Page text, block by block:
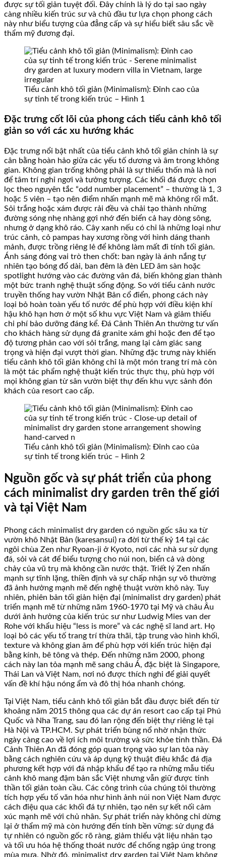
được sự tối giản tuyệt đối. Đây chính là lý do tại sao ngày
càng nhiều kiến trúc sư và chủ đầu tư lựa chọn phong cách
này như biểu tượng của đẳng cấp và sự hiểu biết sâu sắc về
thẩm mỹ đương đại.
Tiểu cảnh khô tối giản (Minimalism): Đỉnh cao của
sự tinh tế trong kiến trúc – Hình 1
Đặc trưng cốt lõi của phong cách tiểu cảnh khô tối
giản so với các xu hướng khác
Đặc trưng nổi bật nhất của tiểu cảnh khô tối giản chính là sự
cân bằng hoàn hảo giữa các yếu tố dương và âm trong không
gian. Không gian trống không phải là sự thiếu thốn mà là nơi
để tâm trí nghỉ ngơi và tưởng tượng. Các khối đá được chọn
lọc theo nguyên tắc “odd number placement” – thường là 1, 3
hoặc 5 viên – tạo nên điểm nhấn mạnh mẽ mà không rối mắt.
Sỏi trắng hoặc xám được rải đều và chải tạo thành những
đường sóng nhẹ nhàng gợi nhớ đến biển cả hay dòng sông,
nhưng ở dạng khô ráo. Cây xanh nếu có chỉ là những loại như
trúc cảnh, cỏ pampas hay xương rồng với hình dáng thanh
mảnh, được trồng riêng lẻ để không làm mất đi tính tối giản.
Ánh sáng đóng vai trò then chốt: ban ngày là ánh nắng tự
nhiên tạo bóng đổ dài, ban đêm là đèn LED âm sàn hoặc
spotlight hướng vào các đường vân đá, biến không gian thành
một bức tranh nghệ thuật sống động. So với tiểu cảnh nước
truyền thống hay vườn Nhật Bản cổ điển, phong cách này
loại bỏ hoàn toàn yếu tố nước để phù hợp với điều kiện khí
hậu khô hạn hơn ở một số khu vực Việt Nam và giảm thiểu
chi phí bảo dưỡng đáng kể. Đá Cảnh Thiên An thường tư vấn
cho khách hàng sử dụng đá granite xám ghi hoặc đen để tạo
độ tương phản cao với sỏi trắng, mang lại cảm giác sang
trọng và hiện đại vượt thời gian. Những đặc trưng này khiến
tiểu cảnh khô tối giản không chỉ là một món trang trí mà còn
là một tác phẩm nghệ thuật kiến trúc thực thụ, phù hợp với
mọi không gian từ sân vườn biệt thự đến khu vực sảnh đón
khách của resort cao cấp.
Tiểu cảnh khô tối giản (Minimalism): Đỉnh cao của
sự tinh tế trong kiến trúc – Hình 2
Nguồn gốc và sự phát triển của phong
cách minimalist dry garden trên thế giới
và tại Việt Nam
Phong cách minimalist dry garden có nguồn gốc sâu xa từ
vườn khô Nhật Bản (karesansui) ra đời từ thế kỷ 14 tại các
ngôi chùa Zen như Ryoan-ji ở Kyoto, nơi các nhà sư sử dụng
đá, sỏi và cát để biểu tượng cho núi non, biển cả và dòng
chảy của vũ trụ mà không cần nước thật. Triết lý Zen nhấn
mạnh sự tĩnh lặng, thiền định và sự chấp nhận sự vô thường
đã ảnh hưởng mạnh mẽ đến nghệ thuật vườn khô này. Tuy
nhiên, phiên bản tối giản hiện đại (minimalist dry garden) phát
triển mạnh mẽ từ những năm 1960-1970 tại Mỹ và châu Âu
dưới ảnh hưởng của kiến trúc sư như Ludwig Mies van der
Rohe với khẩu hiệu “less is more” và các nghệ sĩ land art. Họ
loại bỏ các yếu tố trang trí thừa thãi, tập trung vào hình khối,
texture và không gian âm để phù hợp với kiến trúc hiện đại
bằng kính, bê tông và thép. Đến những năm 2000, phong
cách này lan tỏa mạnh mẽ sang châu Á, đặc biệt là Singapore,
Thái Lan và Việt Nam, nơi nó được thích nghi để giải quyết
vấn đề khí hậu nóng ẩm và đô thị hóa nhanh chóng.
Tại Việt Nam, tiểu cảnh khô tối giản bắt đầu được biết đến từ
khoảng năm 2015 thông qua các dự án resort cao cấp tại Phú
Quốc và Nha Trang, sau đó lan rộng đến biệt thự riêng lẻ tại
Hà Nội và TP.HCM. Sự phát triển bùng nổ nhờ nhận thức
ngày càng cao về lợi ích môi trường và sức khỏe tinh thần. Đá
Cảnh Thiên An đã đóng góp quan trọng vào sự lan tỏa này
bằng cách nghiên cứu và áp dụng kỹ thuật điêu khắc đá địa
phương kết hợp với đá nhập khẩu để tạo ra những mẫu tiểu
cảnh khô mang đậm bản sắc Việt nhưng vẫn giữ được tinh
thần tối giản toàn cầu. Các công trình của chúng tôi thường
tích hợp yếu tố văn hóa như hình ảnh núi non Việt Nam được
cách điệu qua các khối đá tự nhiên, tạo nên sự kết nối cảm
xúc mạnh mẽ với chủ nhân. Sự phát triển này không chỉ dừng
lại ở thẩm mỹ mà còn hướng đến tính bền vững: sử dụng đá
tự nhiên có nguồn gốc rõ ràng, giảm thiểu vật liệu nhân tạo
và tối ưu hóa hệ thống thoát nước để chống ngập úng trong
mùa mưa. Nhờ đó, minimalist dry garden tại Việt Nam không